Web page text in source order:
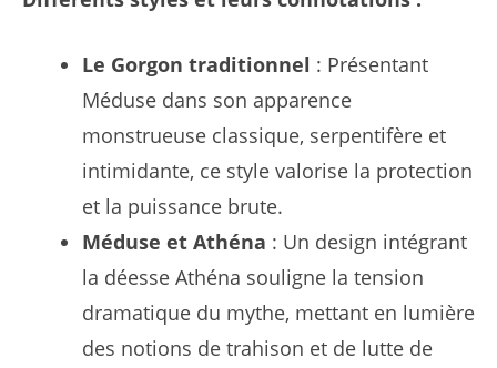
Le Gorgon traditionnel : Présentant
Méduse dans son apparence
monstrueuse classique, serpentifère et
intimidante, ce style valorise la protection
et la puissance brute.
Méduse et Athéna : Un design intégrant
la déesse Athéna souligne la tension
dramatique du mythe, mettant en lumière
des notions de trahison et de lutte de